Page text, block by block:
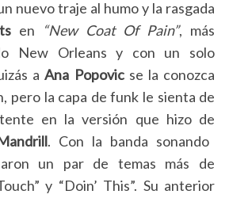
nuevo traje al humo y la rasgada
en “New Coat Of Pain”, más
New Orleans y con un solo
aAna Popovicse la conozca
pero la capa de funk le sienta de
en la versión que hizo de
. Con la banda sonando
un par de temas más de
y “Doin’ This”. Su anterior